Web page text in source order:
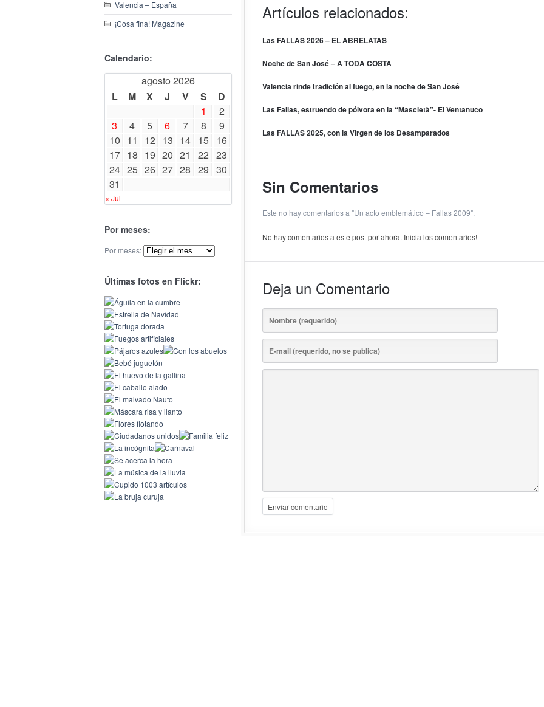
Valencia – España
¡Cosa fina! Magazine
Calendario:
agosto 2026
L
M X J V S
D
1
2
3
4 5 6 7 8
9
10 11 12 13 14 15 16
17 18 19 20 21 22 23
24 25 26 27 28 29 30
31
« Jul
Por meses:
Por meses:
Últimas fotos en Flickr:
Artículos relacionados:
Las FALLAS 2026 – EL ABRELATAS
Noche de San José – A TODA COSTA
Valencia rinde tradición al fuego, en la noche de San José
Las Fallas, estruendo de pólvora en la “Mascletà”- El Ventanuco
Las FALLAS 2025, con la Virgen de los Desamparados
Sin Comentarios
Este no hay comentarios a "Un acto emblemático – Fallas 2009".
No hay comentarios a este post por ahora. Inicia los comentarios!
Deja un Comentario